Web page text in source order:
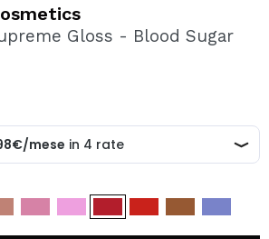
su Maquibeauty.it potrai fare i tuoi
controllare lo stato dei tuoi ordini e
precedenti.
UN ACCOUNT
Gloss - Blood Sugar